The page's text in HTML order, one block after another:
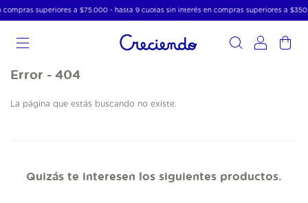
superiores a $75.000 - hasta 9 cuotas sin interés en compras superiores a
Error - 404
La página que estás buscando no existe.
Quizás te interesen los siguientes productos.